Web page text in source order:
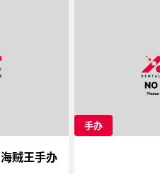
海贼王手办
手办